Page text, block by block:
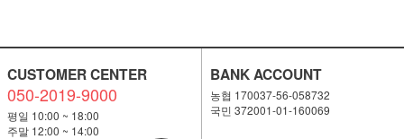
CUSTOMER CENTER
050-2019-9000
평일 10:00 ~ 18:00
주말 12:00 ~ 14:00
BANK ACCOUNT
농협 170037-56-058732
국민 372001-01-160069